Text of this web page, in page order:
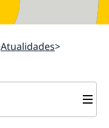
Atualidades